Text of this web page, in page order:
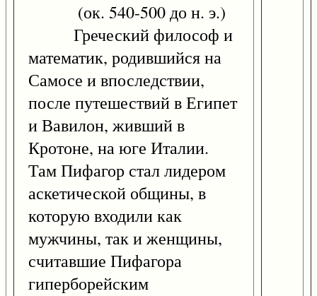
(ок. 540-500 до н. э.)
Греческий философ и
математик, родившийся на
Самосе и впоследствии,
после путешествий в Египет
и Вавилон, живший в
Кротоне, на юге Италии.
Там Пифагор стал лидером
аскетической общины, в
которую входили как
мужчины, так и женщины,
считавшие Пифагора
гиперборейским